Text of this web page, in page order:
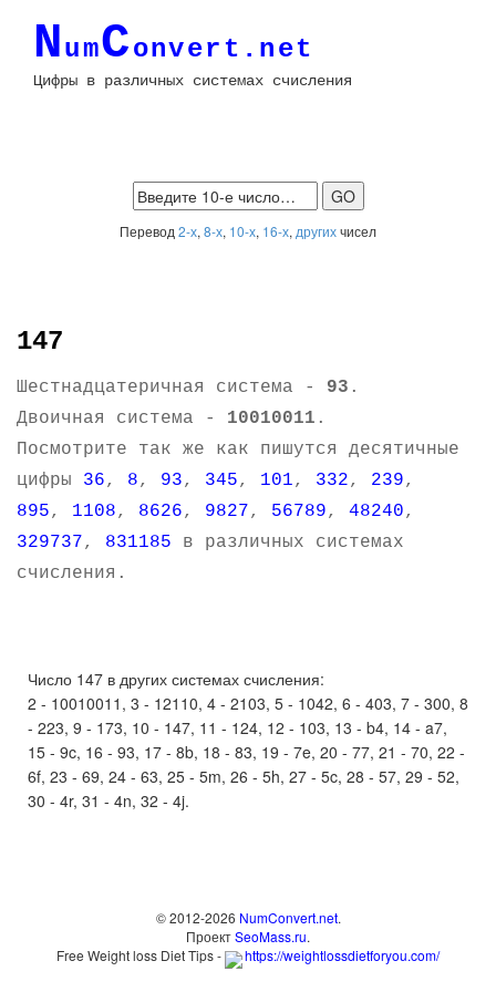
NumConvert.net
Цифры в различных системах счисления
Перевод 2-х, 8-х, 10-х, 16-х, другихчисел
147
Шестнадцатеричная система - 93 .
Двоичная система - 10010011 .
Посмотрите так же как пишутся десятичные
цифры 36, 8, 93, 345, 101, 332, 239,
895, 1108, 8626, 9827, 56789, 48240,
329737, 831185 в различных системах
счисления.
Число 147 в других системах счисления:
2 - 10010011, 3 - 12110, 4 - 2103, 5 - 1042, 6 - 403, 7 - 300, 8
- 223, 9 - 173, 10 - 147, 11 - 124, 12 - 103, 13 - b4, 14 - a7,
15 - 9c, 16 - 93, 17 - 8b, 18 - 83, 19 - 7e, 20 - 77, 21 - 70, 22 -
6f, 23 - 69, 24 - 63, 25 - 5m, 26 - 5h, 27 - 5c, 28 - 57, 29 - 52,
30 - 4r, 31 - 4n, 32 - 4j.
© 2012-2026 NumConvert.net.
ПроектSeoMass.ru.
Free Weight loss Diet Tips -
https://weightlossdietforyou.com/